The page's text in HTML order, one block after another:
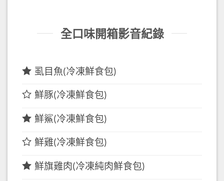
全口味開箱影音紀錄
虱目魚(冷凍鮮食包)
鮮豚(冷凍鮮食包)
鮮鯊(冷凍鮮食包)
鮮雞(冷凍鮮食包)
鮮旗雞肉(冷凍純肉鮮食包)